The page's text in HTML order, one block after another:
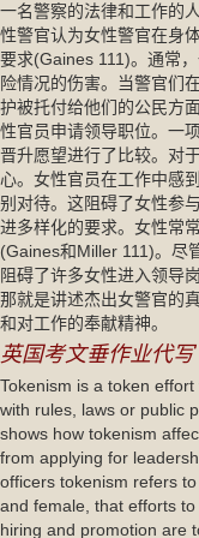
一名警察的法律和工作的
性警官认为女性警官在身
要求(Gaines 111)。通常
险情况的伤害。当警官们
护被托付给他们的公民方
性官员申请领导职位。一
晋升愿望进行了比较。对
心。女性官员在工作中感
别对待。这阻碍了女性参
进多样化的要求。女性常
(Gaines和Miller 111)。尽
阻碍了许多女性进入领导
那就是讲述杰出女警官的
和对工作的奉献精神。
英国考文垂作业代写
Tokenism is a token
with rules, laws or public
shows how tokenism
from applying for
officers tokenism refers
and female, that efforts
hiring and promotion are